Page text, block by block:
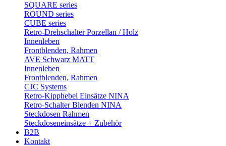
SQUARE series
ROUND series
CUBE series
Retro-Drehschalter Porzellan / Holz
Innenleben
Frontblenden, Rahmen
AVE Schwarz MATT
Innenleben
Frontblenden, Rahmen
CJC Systems
Retro-Kipphebel Einsätze NINA
Retro-Schalter Blenden NINA
Steckdosen Rahmen
Steckdoseneinsätze + Zubehör
B2B
Kontakt